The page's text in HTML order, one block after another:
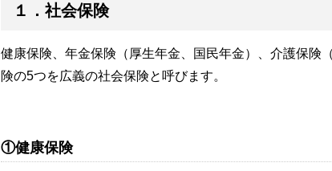
１．社会保険
健康保険、年金保険（厚生年金、国民年金）、介護保険
険の5つを広義の社会保険と呼びます。
①健康保険